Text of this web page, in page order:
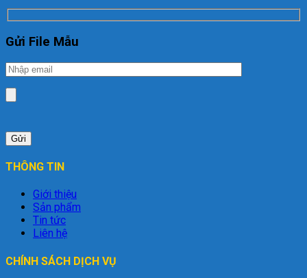
Gửi File Mẫu
THÔNG TIN
Giới thiệu
Sản phẩm
Tin tức
Liên hệ
CHÍNH SÁCH DỊCH VỤ